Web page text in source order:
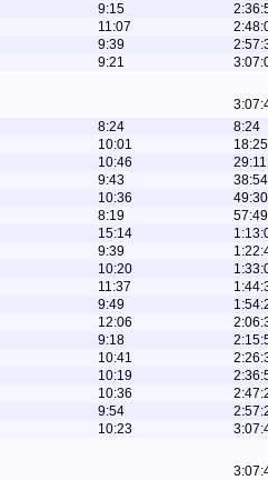
9:15
11:07
9:39
9:21
8:24
8:24
10:01
18:25
10:46
29:11
9:43
38:54
10:36
49:30
8:19
57:49
15:14
9:39
10:20
11:37
9:49
12:06
9:18
10:41
10:19
10:36
9:54
10:23